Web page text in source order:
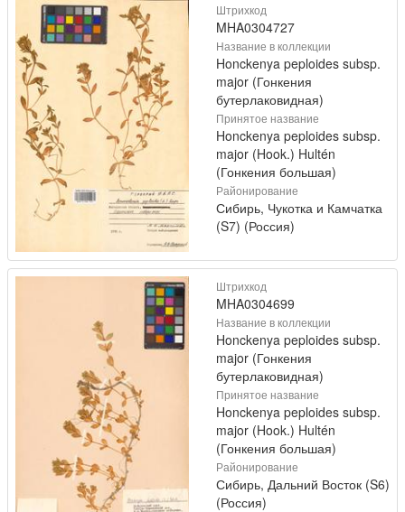
Штрихкод
MHA0304727
Название в коллекции
Honckenya peploides subsp.
major (Гонкения
бутерлаковидная)
Принятое название
Honckenya peploides subsp.
major (Hook.) Hultén
(Гонкения большая)
Районирование
Сибирь, Чукотка и Камчатка
(S7) (Россия)
Штрихкод
MHA0304699
Название в коллекции
Honckenya peploides subsp.
major (Гонкения
бутерлаковидная)
Принятое название
Honckenya peploides subsp.
major (Hook.) Hultén
(Гонкения большая)
Районирование
Сибирь, Дальний Восток (S6)
(Россия)